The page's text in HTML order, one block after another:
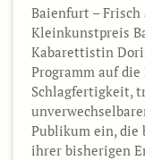
Baienfurt –
Kleinkunstpreis
Kabarettistin
Programm auf
Schlagfertigkeit,
Publikum ein, die
ihrer bisherigen